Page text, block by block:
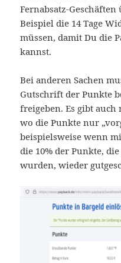
Fernabsatz-
Beispiel die 14 Tage
müssen, damit Du die
kannst.
Bei anderen Sachen
Gutschrift der Punkte
freigeben. Es gibt
wo die Punkte nur
beispielsweise wenn
die 10% der Punkte,
wurden, wieder